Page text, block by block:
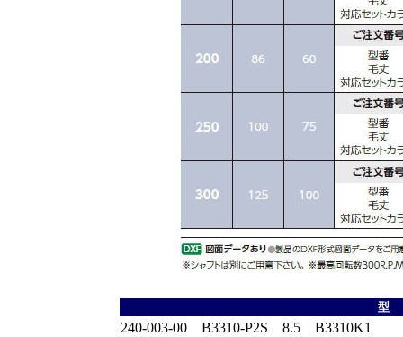
240‐003‐00 B3310-P2S 8.5 B3310K1